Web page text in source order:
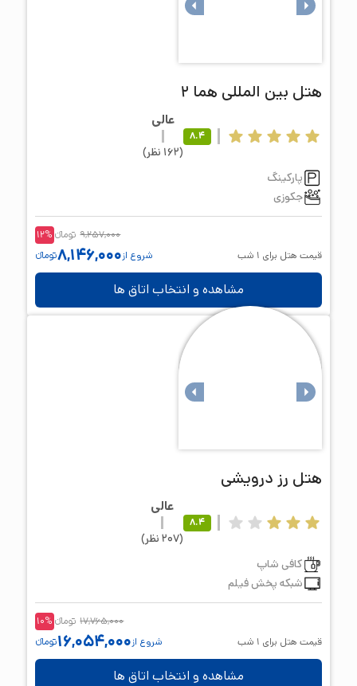
هتل بین المللی هما 2
8.4
عالی
(
162 نظر)
پارکینگ
جکوزی
9,257,000 تومانء 12%
قیمت هتل برای 1 شب شروع از8,146,000تومانء
مشاهده و انتخاب اتاق ها
هتل رز درویشی
8.4
عالی
(
207 نظر)
کافی شاپ
شبکه پخش فیلم
17,765,000 تومانء 10%
قیمت هتل برای 1 شب شروع از16,054,000تومانء
مشاهده و انتخاب اتاق ها